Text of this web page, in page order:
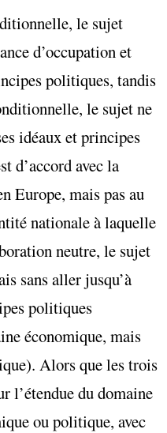
le sujet
d’occupation et
politiques, tandis
le sujet ne
idéaux et principes
d’accord avec la
Europe, mais pas au
nationale à laquelle
neutre, le sujet
sans aller jusqu’à
politiques
économique, mais
Alors que les trois
l’étendue du domaine
ou politique, avec